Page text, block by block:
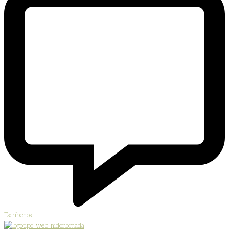
Escríbenos